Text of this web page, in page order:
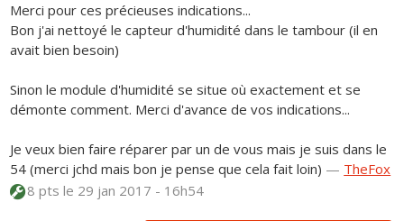
Merci pour ces précieuses indications...
Bon j'ai nettoyé le capteur d'humidité dans le tambour (il en
avait bien besoin)
Sinon le module d'humidité se situe où exactement et se
démonte comment. Merci d'avance de vos indications...
Je veux bien faire réparer par un de vous mais je suis dans le
54 (merci jchd mais bon je pense que cela fait loin) — TheFox
8 ptsle 29 jan 2017 - 16h54